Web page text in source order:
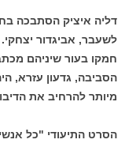
דליה איציק הסתבכה
לשעבר, אביגדור
חמקו בעור שיניהם
הסביבה, גדעון עזרא,
מיותר להרחיב את
הסרט התיעודי "כל